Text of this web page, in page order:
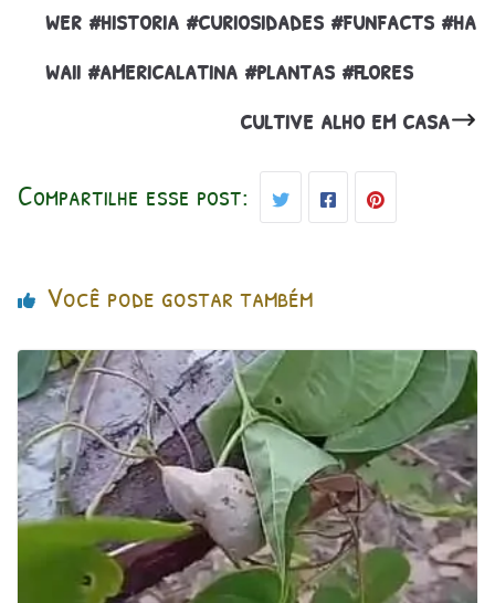
wer #historia #curiosidades #funfacts #ha
waii #americalatina #plantas #flores
cultive alho em casa
Compartilhe esse post:
Você pode gostar também